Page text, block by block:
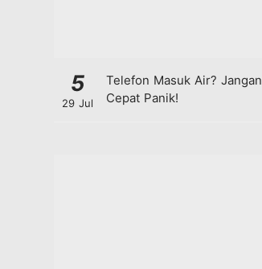
5
29 Jul
Telefon Masuk Air? Jangan
Cepat Panik!